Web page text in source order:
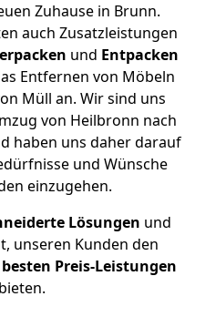
Zuhause in Brunn.
auch Zusatzleistungen
und Entpacken
Entfernen von Möbeln
Müll an. Wir sind uns
von Heilbronn nach
haben uns daher darauf
und Wünsche
einzugehen.
Lösungen und
unseren Kunden den
besten Preis-Leistungen